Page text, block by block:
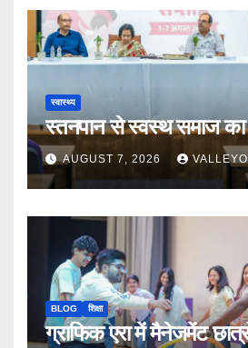
स्वास्थ्य
स्तनपान से स्वस्थ समाज का
AUGUST 7, 2026
BLOG शिक्षा
ग्राफिक एरा में मैनेजमेंट